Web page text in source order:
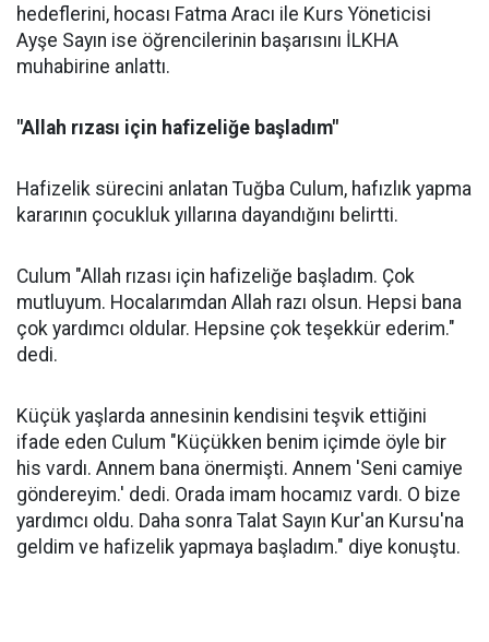
hedeflerini, hocası Fatma Aracı ile Kurs Yöneticisi
Ayşe Sayın ise öğrencilerinin başarısını İLKHA
muhabirine anlattı.
"Allah rızası için hafizeliğe başladım"
Hafizelik sürecini anlatan Tuğba Culum, hafızlık yapma
kararının çocukluk yıllarına dayandığını belirtti.
Culum "Allah rızası için hafizeliğe başladım. Çok
mutluyum. Hocalarımdan Allah razı olsun. Hepsi bana
çok yardımcı oldular. Hepsine çok teşekkür ederim."
dedi.
Küçük yaşlarda annesinin kendisini teşvik ettiğini
ifade eden Culum "Küçükken benim içimde öyle bir
his vardı. Annem bana önermişti. Annem 'Seni camiye
göndereyim.' dedi. Orada imam hocamız vardı. O bize
yardımcı oldu. Daha sonra Talat Sayın Kur'an Kursu'na
geldim ve hafizelik yapmaya başladım." diye konuştu.